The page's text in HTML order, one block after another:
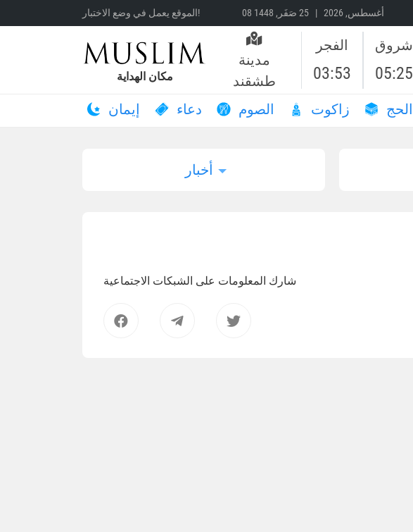
الموقع يعمل في وضع الاختبار! 08 أغسطس, 2026 | 25 صَفَر, 1448
مكان الهداية
مدينة
طشقند
الفجر
03:53
شروق
05:25
إيمان دعاء الصوم زاكوت الحج
أخبار
شارك المعلومات على الشبكات الاجتماعية